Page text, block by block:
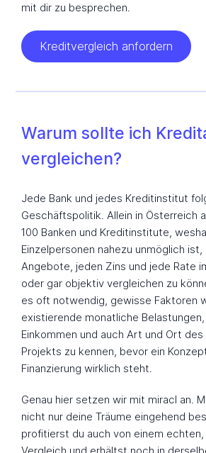
mit dir zu besprechen.
Kreditvergleich anfordern
Warum sollte ich
vergleichen?
Jede Bank und jedes Kreditinstitut
Geschäftspolitik. Allein in Österreich
100 Banken und Kreditinstitute,
Einzelpersonen nahezu unmöglich
Angebote, jeden Zins und jede Rate
oder gar objektiv vergleichen zu
es oft notwendig, gewisse Faktoren
existierende monatliche
Einkommen und auch Art und Ort
Projekts zu kennen, bevor ein
Finanzierung wirklich steht.
Genau hier setzen wir mit miracl an.
nicht nur deine Träume eingehend
profitierst du auch von einem echten,